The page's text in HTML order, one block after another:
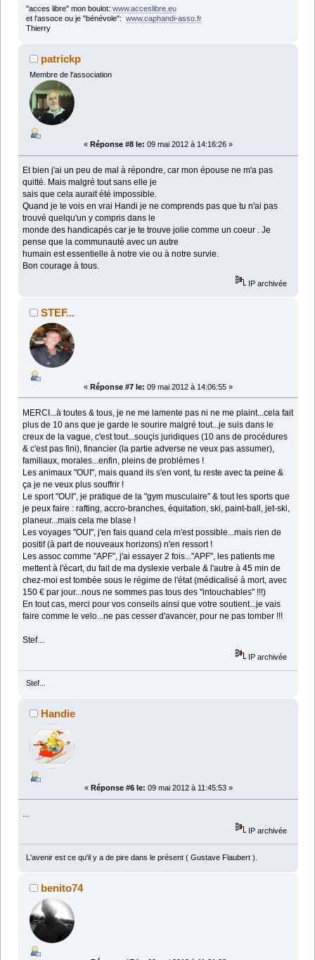
"acces libre" mon boulot: www.acceslibre.eu
et l'assoce ou je "bénévole": www.caphandi-asso.fr
Thierry
patrickp
Membre de l'association
« Réponse #8 le: 09 mai 2012 à 14:16:26 »
Et bien j'ai un peu de mal à répondre, car mon épouse ne m'a pas
quitté. Mais malgré tout sans elle je
sais que cela aurait été impossible.
Quand je te vois en vrai Handi je ne comprends pas que tu n'ai pas
trouvé quelqu'un y compris dans le
monde des handicapés car je te trouve jolie comme un coeur . Je
pense que la communauté avec un autre
humain est essentielle à notre vie ou à notre survie.
Bon courage à tous.
IP archivée
STEF...
« Réponse #7 le: 09 mai 2012 à 14:06:55 »
MERCI...à toutes & tous, je ne me lamente pas ni ne me plaint...cela fait
plus de 10 ans que je garde le sourire malgré tout...je suis dans le
creux de la vague, c'est tout...souçis juridiques (10 ans de procédures
& c'est pas fini), financier (la partie adverse ne veux pas assumer),
familiaux, morales...enfin, pleins de problèmes !
Les animaux "OUI", mais quand ils s'en vont, tu reste avec ta peine &
ça je ne veux plus souffrir !
Le sport "OUI", je pratique de la "gym musculaire" & tout les sports que
je peux faire : rafting, accro-branches, équitation, ski, paint-ball, jet-ski,
planeur...mais cela me blase !
Les voyages "OUI", j'en fais quand cela m'est possible...mais rien de
positif (à part de nouveaux horizons) n'en ressort !
Les assoc comme "APF", j'ai essayer 2 fois..."APF", les patients me
mettent à l'écart, du fait de ma dyslexie verbale & l'autre à 45 min de
chez-moi est tombée sous le régime de l'état (médicalisé à mort, avec
150 € par jour...nous ne sommes pas tous des "intouchables" !!!)
En tout cas, merci pour vos conseils ainsi que votre soutient...je vais
faire comme le velo...ne pas cesser d'avancer, pour ne pas tomber !!!
Stef...
IP archivée
Stef...
Handie
« Réponse #6 le: 09 mai 2012 à 11:45:53 »
...
IP archivée
L'avenir est ce qu'il y a de pire dans le présent ( Gustave Flaubert ).
benito74